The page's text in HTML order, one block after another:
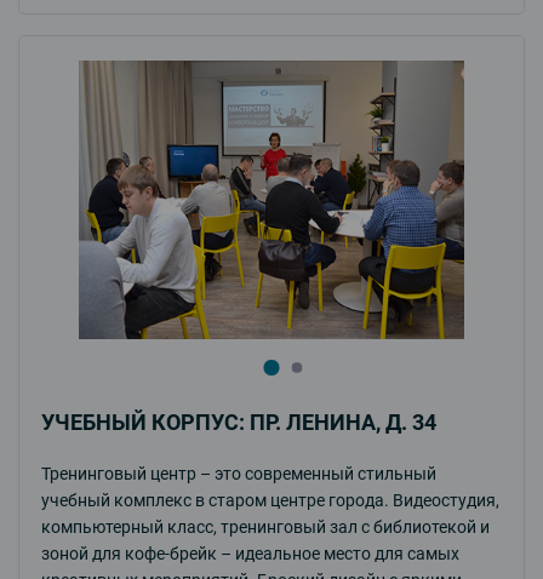
УЧЕБНЫЙ КОРПУС: ПР. ЛЕНИНА, Д. 34
Тренинговый центр – это современный стильный
учебный комплекс в старом центре города. Видеостудия,
компьютерный класс, тренинговый зал с библиотекой и
зоной для кофе-брейк – идеальное место для самых